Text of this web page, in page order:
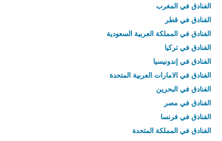
الفنادق في المغرب
الفنادق في قطر
الفنادق في المملكة العربية السعودية
الفنادق في تركيا
الفنادق في إندونيسيا
الفنادق في الامارات العربية المتحدة
الفنادق في البحرين
الفنادق في مصر
الفنادق في فرنسا
الفنادق في المملكة المتحدة